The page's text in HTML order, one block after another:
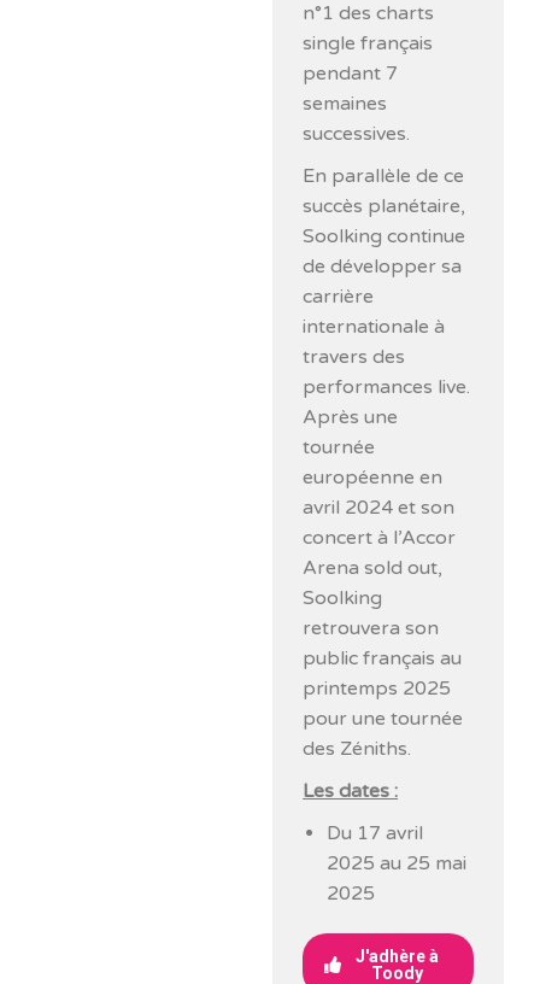
n°1 des charts
single français
pendant 7
semaines
successives.
En parallèle de ce
succès planétaire,
Soolking continue
de développer sa
carrière
internationale à
travers des
performances live.
Après une
tournée
européenne en
avril 2024 et son
concert à l’Accor
Arena sold out,
Soolking
retrouvera son
public français au
printemps 2025
pour une tournée
des Zéniths.
Les dates :
Du 17 avril
2025 au 25 mai
2025
J'adhère à
Toody